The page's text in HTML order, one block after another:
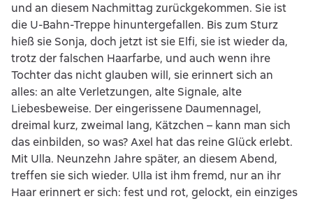
und an diesem Nachmittag zurückgekommen. Sie ist
die U-Bahn-Treppe hinuntergefallen. Bis zum Sturz
hieß sie Sonja, doch jetzt ist sie Elfi, sie ist wieder da,
trotz der falschen Haarfarbe, und auch wenn ihre
Tochter das nicht glauben will, sie erinnert sich an
alles: an alte Verletzungen, alte Signale, alte
Liebesbeweise. Der eingerissene Daumennagel,
dreimal kurz, zweimal lang, Kätzchen – kann man sich
das einbilden, so was? Axel hat das reine Glück erlebt.
Mit Ulla. Neunzehn Jahre später, an diesem Abend,
treffen sie sich wieder. Ulla ist ihm fremd, nur an ihr
Haar erinnert er sich: fest und rot, gelockt, ein einziges